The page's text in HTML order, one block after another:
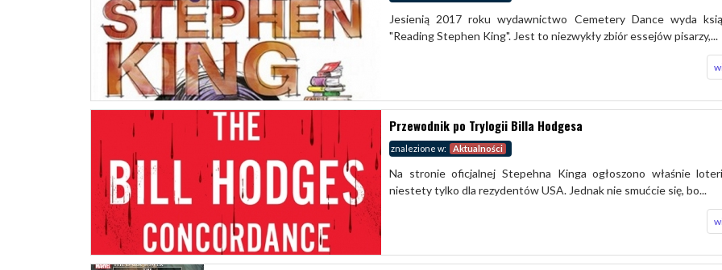
Jesienią 2017 roku wydawnictwo Cemetery Dance wyda
"Reading Stephen King". Jest to niezwykły zbiór essejów pisarzy,...
Przewodnik po Trylogii Billa Hodgesa
znalezione w: Aktualności
Na stronie oficjalnej Stepehna Kinga ogłoszono właśnie
niestety tylko dla rezydentów USA. Jednak nie smućcie się, bo...